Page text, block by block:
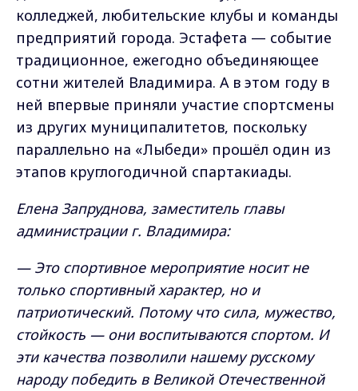
колледжей, любительские клубы и команды
предприятий города. Эстафета — событие
традиционное, ежегодно объединяющее
сотни жителей Владимира. А в этом году в
ней впервые приняли участие спортсмены
из других муниципалитетов, поскольку
параллельно на «Лыбеди» прошёл один из
этапов круглогодичной спартакиады.
Елена Запруднова, заместитель главы
администрации г. Владимира:
— Это спортивное мероприятие носит не
только спортивный характер, но и
патриотический. Потому что сила, мужество,
стойкость — они воспитываются спортом. И
эти качества позволили нашему русскому
народу победить в Великой Отечественной